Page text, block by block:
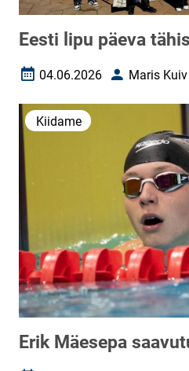
Eesti lipu päeva
Loomise kuupäev
04.06.2026 AutorMaris Kuiv
Kiidame
Erik Mäesepa